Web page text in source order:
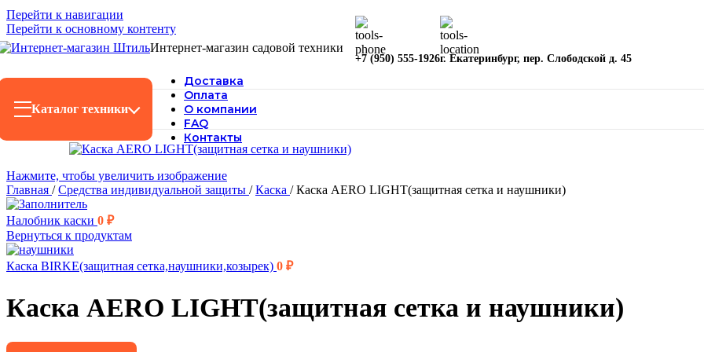
Перейти к навигации
Перейти к основному контенту
Интернет-магазин садовой техники
+7 (950) 555-1926г. Екатеринбург, пер. Слободской д. 45
Каталог техники
Доставка
Оплата
О компании
FAQ
Контакты
Нажмите, чтобы увеличить изображение
Главная / Средства индивидуальной защиты / Каска / Каска AERO LIGHT(защитная сетка и наушники)
Налобник каски 0 ₽
Вернуться к продуктам
Каска BIRKE(защитная сетка,наушники,козырек) 0 ₽
Каска AERO LIGHT(защитная сетка и наушники)